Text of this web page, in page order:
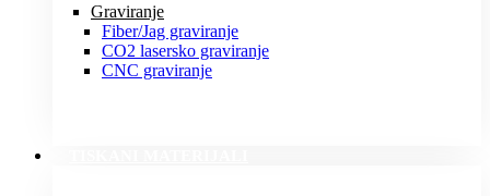
Graviranje
Fiber/Jag graviranje
CO2 lasersko graviranje
CNC graviranje